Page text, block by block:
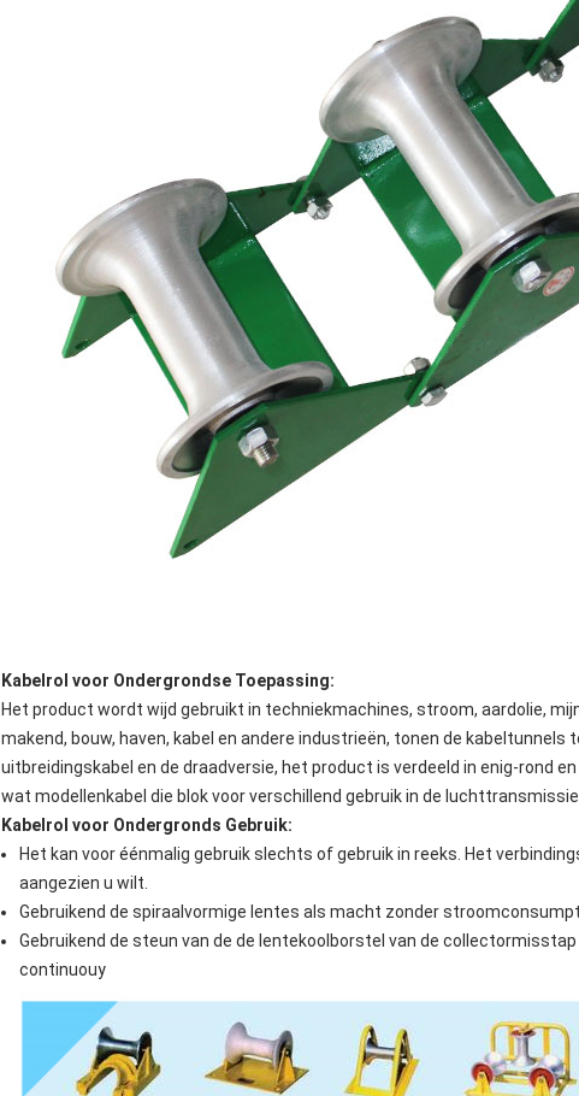
Kabelrol voor Ondergrondse Toepassing:
Het product wordt wijd gebruikt in techniekmachines, stroom, aardolie,
makend, bouw, haven, kabel en andere industrieën, tonen de
uitbreidingskabel en de draadversie, het product is verdeeld in enig-rond
wat modellenkabel die blok voor verschillend gebruik in de
Kabelrol voor Ondergronds Gebruik:
Het kan voor éénmalig gebruik slechts of gebruik in reeks. Het
aangezien u wilt.
Gebruikend de spiraalvormige lentes als macht zonder
Gebruikend de steun van de de lentekoolborstel van de
continuouy